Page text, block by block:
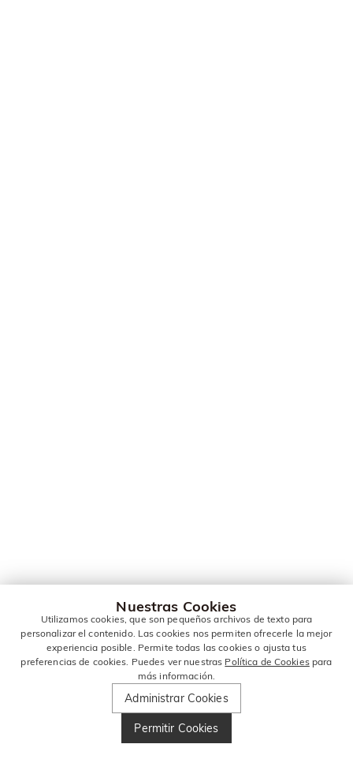
Nuestras Cookies
Utilizamos cookies, que son pequeños archivos de texto para
personalizar el contenido. Las cookies nos permiten ofrecerle la mejor
experiencia posible. Permite todas las cookies o ajusta tus
preferencias de cookies. Puedes ver nuestras Política de Cookiespara
más información.
Administrar Cookies
Permitir Cookies